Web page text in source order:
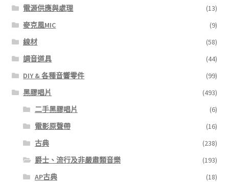
電源供應與處理
(13)
麥克風MIC
(9)
線材
(58)
調音道具
(44)
DIY & 各種音響零件
(99)
黑膠唱片
(493)
二手黑膠唱片
(6)
電影原聲帶
(16)
古典
(238)
爵士、流行及非嚴肅類音樂
(193)
AP古典
(18)